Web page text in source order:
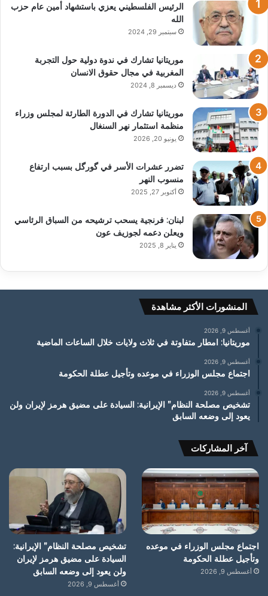
الرئيس الفلسطيني يعزي باستشهاد أمين عام حزب
الله
سبتمبر 29, 2024
موريتانيا تشارك في ندوة دولية حول التجربة
المغربية في مجال حقوق الانسان
ديسمبر 8, 2024
موريتانيا تشارك في الدورة الطارئة لمجلس وزراء
منظمة استثمار نهر السنغال
يونيو 20, 2026
تضرر عشرات الأسر في گورگل بسبب ارتفاع
منسوب النهر
أكتوبر 27, 2025
لبنان: فرنجية يسحب ترشيحه من السباق الرئاسي
ويعلن دعمه لجوزيف عون
يناير 8, 2025
المنشورات الأكثر مشاهدة
أغسطس 9, 2026
موريتانيا: امطار متفاوتة في ثلاث ولايات خلال الساعات الماضية
أغسطس 9, 2026
اجتماع مجلس الوزراء في موعده وتأجيل عطلة الحكومة
أغسطس 9, 2026
تشخيص مصلحة النظام” الإيرانية: السيادة على مضيق هرمز لإيران ولن
يعود إلى وضعه السابق
آخر المشاركات
اجتماع مجلس الوزراء في موعده
وتأجيل عطلة الحكومة
أغسطس 9, 2026
تشخيص مصلحة النظام” الإيرانية:
السيادة على مضيق هرمز لإيران
ولن يعود إلى وضعه السابق
أغسطس 9, 2026